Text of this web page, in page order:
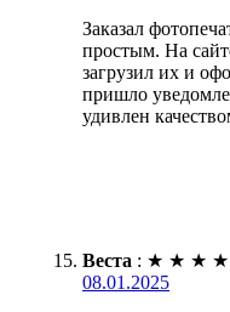
Заказал
простым. На
загрузил их и
пришло
удивлен
Веста : ★ ★ ★ ★
08.01.2025